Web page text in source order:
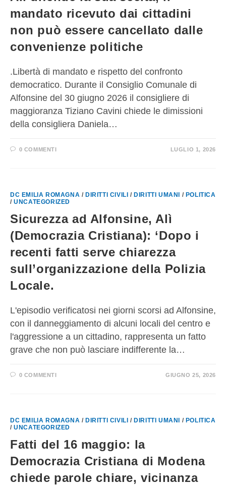
mandato ricevuto dai cittadini
non può essere cancellato dalle
convenienze politiche
.Libertà di mandato e rispetto del confronto
democratico. Durante il Consiglio Comunale di
Alfonsine del 30 giugno 2026 il consigliere di
maggioranza Tiziano Cavini chiede le dimissioni
della consigliera Daniela…
0 COMMENTI LUGLIO 1, 2026
DC EMILIA ROMAGNA / DIRITTI CIVILI / DIRITTI UMANI / POLITICA
/UNCATEGORIZED
Sicurezza ad Alfonsine, Alì
(Democrazia Cristiana): ‘Dopo i
recenti fatti serve chiarezza
sull’organizzazione della Polizia
Locale.
L'episodio verificatosi nei giorni scorsi ad Alfonsine,
con il danneggiamento di alcuni locali del centro e
l'aggressione a un cittadino, rappresenta un fatto
grave che non può lasciare indifferente la…
0 COMMENTI GIUGNO 25, 2026
DC EMILIA ROMAGNA / DIRITTI CIVILI / DIRITTI UMANI / POLITICA
/UNCATEGORIZED
Fatti del 16 maggio: la
Democrazia Cristiana di Modena
chiede parole chiare, vicinanza